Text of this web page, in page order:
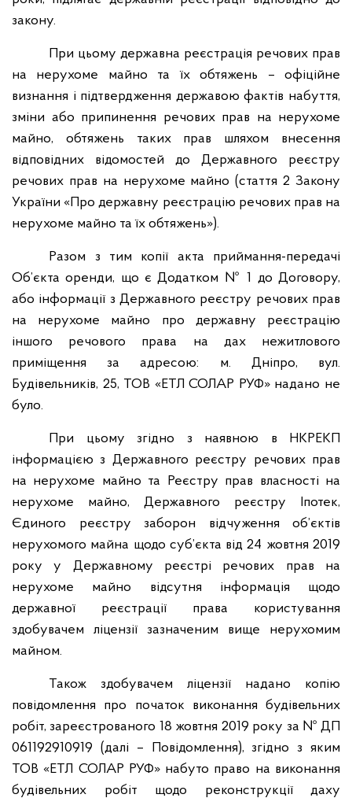
закону.
При цьому державна реєстрація речових прав
на нерухоме майно та їх обтяжень – офіційне
визнання і підтвердження державою фактів набуття,
зміни або припинення речових прав на нерухоме
майно, обтяжень таких прав шляхом внесення
відповідних відомостей до Державного реєстру
речових прав на нерухоме майно (стаття 2 Закону
України «Про державну реєстрацію речових прав на
нерухоме майно та їх обтяжень»).
Разом з тим копії акта приймання-передачі
Об’єкта оренди, що є Додатком № 1 до Договору,
або інформації з Державного реєстру речових прав
на нерухоме майно про державну реєстрацію
іншого речового права на дах нежитлового
приміщення за адресою: м. Дніпро, вул.
Будівельників, 25, ТОВ «ЕТЛ СОЛАР РУФ» надано не
було.
При цьому згідно з наявною в НКРЕКП
інформацією з Державного реєстру речових прав
на нерухоме майно та Реєстру прав власності на
нерухоме майно, Державного реєстру Іпотек,
Єдиного реєстру заборон відчуження об’єктів
нерухомого майна щодо суб’єкта від 24 жовтня 2019
року у Державному реєстрі речових прав на
нерухоме майно відсутня інформація щодо
державної реєстрації права користування
здобувачем ліцензії зазначеним вище нерухомим
майном.
Також здобувачем ліцензії надано копію
повідомлення про початок виконання будівельних
робіт, зареєстрованого 18 жовтня 2019 року за № ДП
061192910919 (далі – Повідомлення), згідно з яким
ТОВ «ЕТЛ СОЛАР РУФ» набуто право на виконання
будівельних робіт щодо реконструкції даху